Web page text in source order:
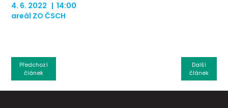
4. 6. 2022 | 14:00
areál ZO ČSCH
Další
článek
Předchozí
článek